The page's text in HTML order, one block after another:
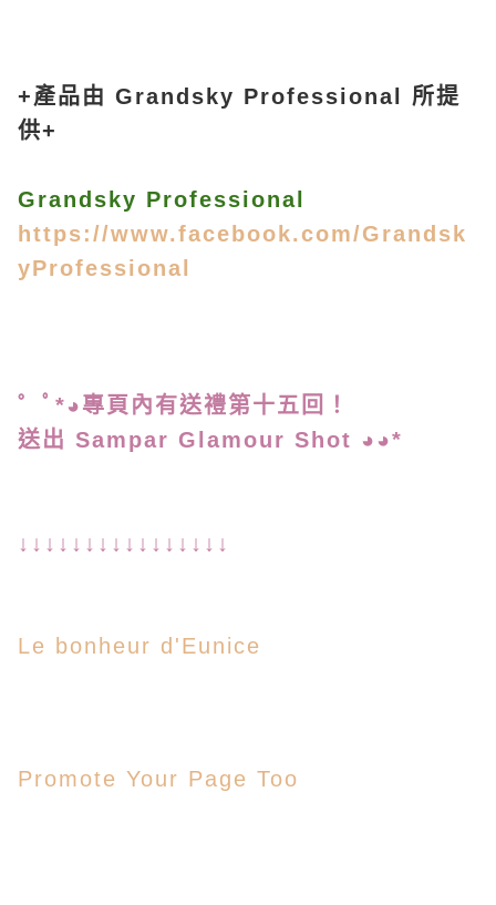
+產品由 Grandsky Professional 所提
供+
Grandsky Professional
https://www.facebook.com/Grandsk
yProfessional
゜ﾟ*◕專頁內有送禮第十五回！
送出 Sampar Glamour Shot ◕◕*
↓↓↓↓↓↓↓↓↓↓↓↓↓↓↓↓
Le bonheur d'Eunice
Promote Your Page Too